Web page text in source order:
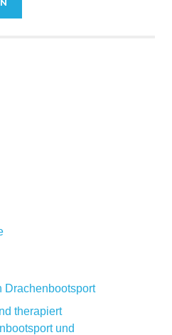
Drachenbootsport
therapiert
und